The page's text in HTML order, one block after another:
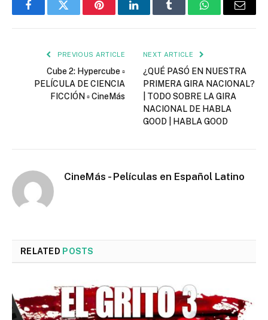
FacebookTwitter PinterestLinkedInTumblr WhatsAppEmail
PREVIOUS ARTICLE
Cube 2: Hypercube ▫️
PELÍCULA DE CIENCIA
FICCIÓN ▫️ CineMás
NEXT ARTICLE
¿QUÉ PASÓ EN NUESTRA
PRIMERA GIRA NACIONAL?
| TODO SOBRE LA GIRA
NACIONAL DE HABLA
GOOD | HABLA GOOD
CineMás - Películas en Español Latino
RELATED POSTS